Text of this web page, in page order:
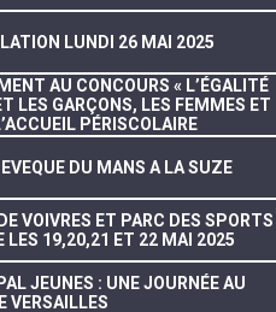
LUNDI 26 MAI 2025
AU CONCOURS « L’ÉGALITÉ
LES GARÇONS, LES FEMMES ET
PÉRISCOLAIRE
DU MANS A LA SUZE
VOIVRES ET PARC DES SPORTS
LES 19,20,21 ET 22 MAI 2025
JEUNES : UNE JOURNÉE AU
VERSAILLES